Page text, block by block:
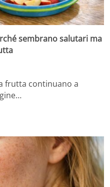
sembrano salutari ma
frutta continuano a